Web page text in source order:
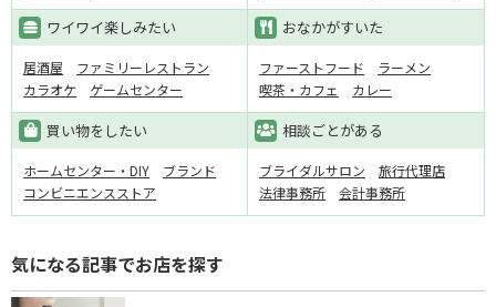
ワイワイ楽しみたい
居酒屋
ファミリーレストラン
カラオケ
ゲームセンター
おなかがすいた
ファーストフード
ラーメン
喫茶・カフェ
カレー
買い物をしたい
ホームセンター・DIY
ブランド
コンビニエンスストア
相談ごとがある
ブライダルサロン
旅行代理店
法律事務所
会計事務所
気になる記事でお店を探す